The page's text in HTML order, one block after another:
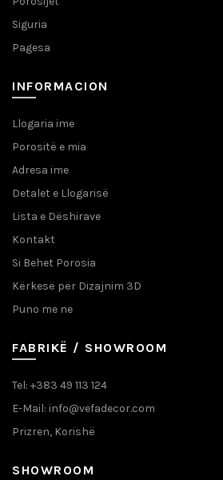
Siguria
Pagesa
INFORMACION
Llogaria ime
Porositë e mia
Adresa ime
Detalet e Llogarisë
Lista e Dëshirave
Kontakt
Si Behet Porosia
Kërkesë për Dizajnim 3D
Puno me ne
FABRIKË / SHOWROOM
Tel: +383 49 113 124
E-Mail: info@vefadecor.com
Prizren, Korishë
SHOWROOM